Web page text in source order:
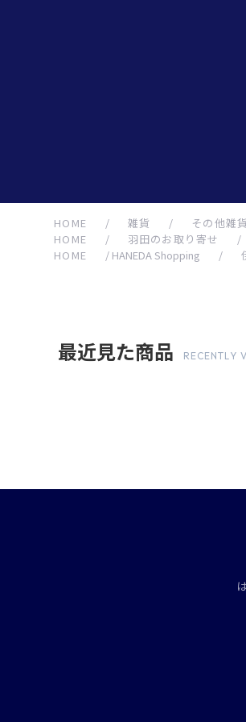
HOME / 雑貨 / その他雑貨
HOME
/ 羽田のお取り寄せ /
HOME
/ HANEDA Shopping /
最近見た商品 RECENTLY